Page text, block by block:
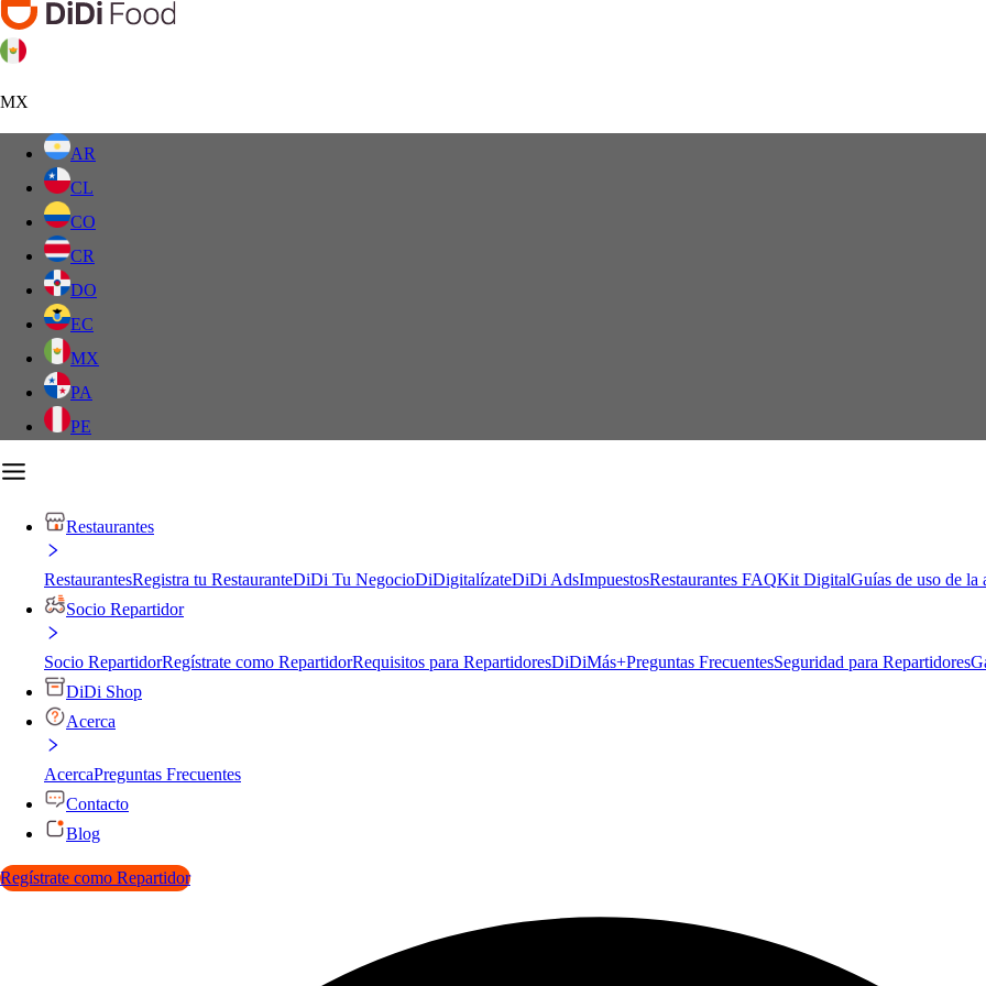
MX
AR
CL
CO
CR
DO
EC
MX
PA
PE
Restaurantes
RestaurantesRegistra tu RestauranteDiDi Tu NegocioDiDigitalízateDiDi AdsImpuestosRestaurantes FAQKit DigitalGuías de uso de la
Socio Repartidor
Socio RepartidorRegístrate como RepartidorRequisitos para RepartidoresDiDiMás+Preguntas FrecuentesSeguridad para Repartidores
DiDi Shop
Acerca
AcercaPreguntas Frecuentes
Contacto
Blog
Regístrate como Repartidor